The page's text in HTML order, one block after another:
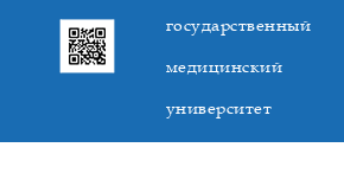
государственный
медицинский
университет